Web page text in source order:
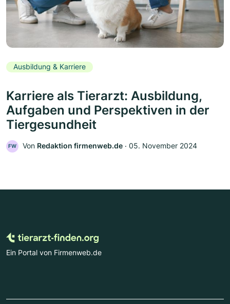
Ausbildung & Karriere
Karriere als Tierarzt: Ausbildung,
Aufgaben und Perspektiven in der
Tiergesundheit
FW Von Redaktion firmenweb.de ‧ 05. November 2024
Ein Portal von Firmenweb.de